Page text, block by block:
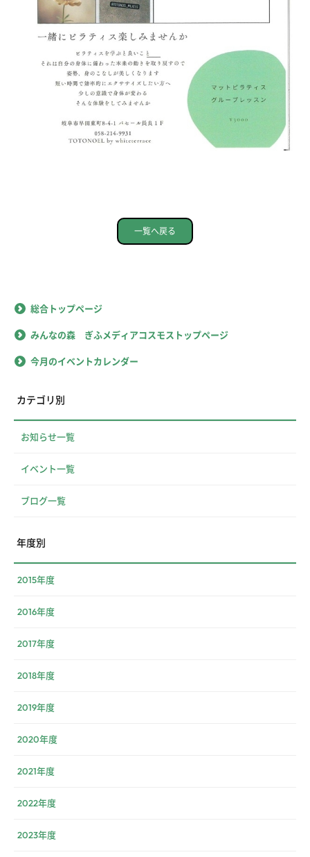
一覧へ戻る
総合トップページ
みんなの森 ぎふメディアコスモストップページ
今月のイベントカレンダー
カテゴリ別
お知らせ一覧
イベント一覧
ブログ一覧
年度別
2015年度
2016年度
2017年度
2018年度
2019年度
2020年度
2021年度
2022年度
2023年度